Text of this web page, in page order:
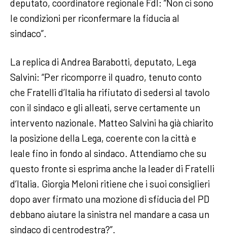
deputato, coordinatore regionale FdI: “Non ci sono
le condizioni per riconfermare la fiducia al
sindaco”.
La replica di Andrea Barabotti, deputato, Lega
Salvini: “Per ricomporre il quadro, tenuto conto
che Fratelli d’Italia ha rifiutato di sedersi al tavolo
con il sindaco e gli alleati, serve certamente un
intervento nazionale. Matteo Salvini ha già chiarito
la posizione della Lega, coerente con la città e
leale fino in fondo al sindaco. Attendiamo che su
questo fronte si esprima anche la leader di Fratelli
d’Italia. Giorgia Meloni ritiene che i suoi consiglieri
dopo aver firmato una mozione di sfiducia del PD
debbano aiutare la sinistra nel mandare a casa un
sindaco di centrodestra?”.